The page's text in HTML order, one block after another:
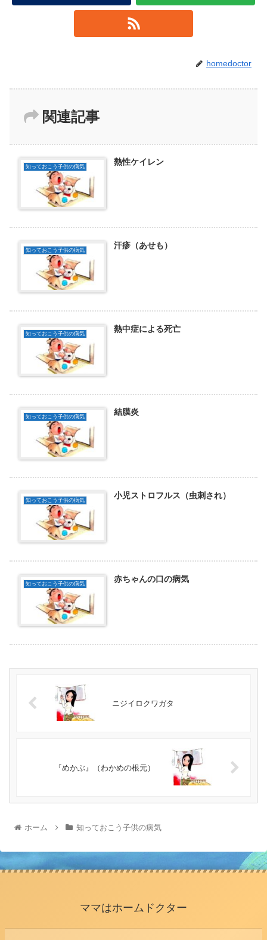
homedoctor
関連記事
知っておこう子供の病気 熱性ケイレン
知っておこう子供の病気 汗疹（あせも）
知っておこう子供の病気 熱中症による死亡
知っておこう子供の病気 結膜炎
知っておこう子供の病気 小児ストロフルス（虫刺され）
知っておこう子供の病気 赤ちゃんの口の病気
ニジイロクワガタ
『めかぶ』（わかめの根元）
ホーム 知っておこう子供の病気
ママはホームドクター